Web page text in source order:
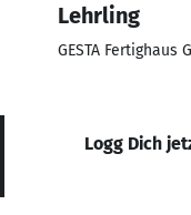
Lehrling
GESTA Fertighaus
Logg Dich